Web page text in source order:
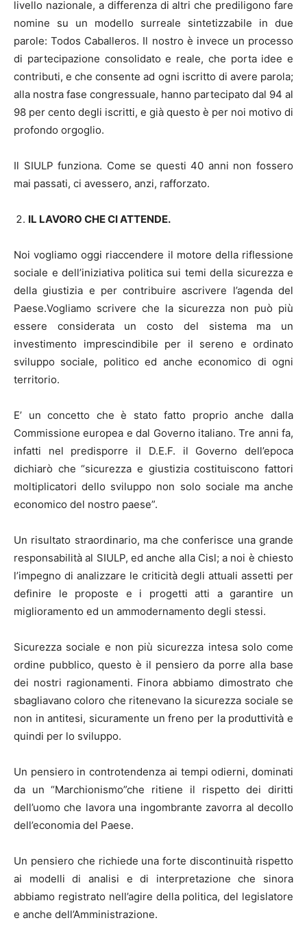
livello nazionale, a differenza di altri che prediligono fare
nomine su un modello surreale sintetizzabile in due
parole: Todos Caballeros. Il nostro è invece un processo
di partecipazione consolidato e reale, che porta idee e
contributi, e che consente ad ogni iscritto di avere parola;
alla nostra fase congressuale, hanno partecipato dal 94 al
98 per cento degli iscritti, e già questo è per noi motivo di
profondo orgoglio.
Il SIULP funziona. Come se questi 40 anni non fossero
mai passati, ci avessero, anzi, rafforzato.
IL LAVORO CHE CI ATTENDE.
Noi vogliamo oggi riaccendere il motore della riflessione
sociale e dell’iniziativa politica sui temi della sicurezza e
della giustizia e per contribuire ascrivere l’agenda del
Paese.Vogliamo scrivere che la sicurezza non può più
essere considerata un costo del sistema ma un
investimento imprescindibile per il sereno e ordinato
sviluppo sociale, politico ed anche economico di ogni
territorio.
E’ un concetto che è stato fatto proprio anche dalla
Commissione europea e dal Governo italiano. Tre anni fa,
infatti nel predisporre il D.E.F. il Governo dell’epoca
dichiarò che “sicurezza e giustizia costituiscono fattori
moltiplicatori dello sviluppo non solo sociale ma anche
economico del nostro paese”.
Un risultato straordinario, ma che conferisce una grande
responsabilità al SIULP, ed anche alla Cisl; a noi è chiesto
l’impegno di analizzare le criticità degli attuali assetti per
definire le proposte e i progetti atti a garantire un
miglioramento ed un ammodernamento degli stessi.
Sicurezza sociale e non più sicurezza intesa solo come
ordine pubblico, questo è il pensiero da porre alla base
dei nostri ragionamenti. Finora abbiamo dimostrato che
sbagliavano coloro che ritenevano la sicurezza sociale se
non in antitesi, sicuramente un freno per la produttività e
quindi per lo sviluppo.
Un pensiero in controtendenza ai tempi odierni, dominati
da un “Marchionismo”che ritiene il rispetto dei diritti
dell’uomo che lavora una ingombrante zavorra al decollo
dell’economia del Paese.
Un pensiero che richiede una forte discontinuità rispetto
ai modelli di analisi e di interpretazione che sinora
abbiamo registrato nell’agire della politica, del legislatore
e anche dell’Amministrazione.